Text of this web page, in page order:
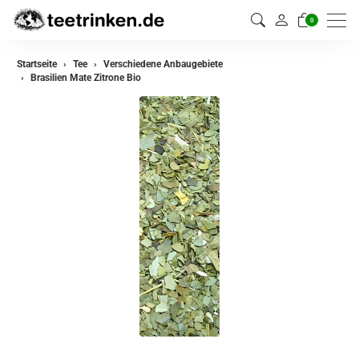
0
zurück
Startseite Tee
Verschiedene Anbaugebiete
Brasilien Mate Zitrone Bio